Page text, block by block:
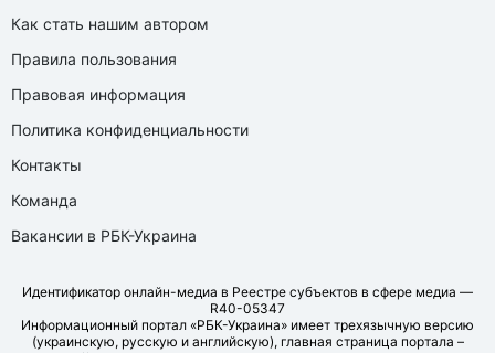
Как стать нашим автором
Правила пользования
Правовая информация
Политика конфиденциальности
Контакты
Команда
Вакансии в РБК-Украина
Идентификатор онлайн-медиа в Реестре субъектов в сфере медиа —
R40-05347
Информационный портал «РБК-Украина» имеет трехязычную версию
(украинскую, русскую и английскую), главная страница портала –